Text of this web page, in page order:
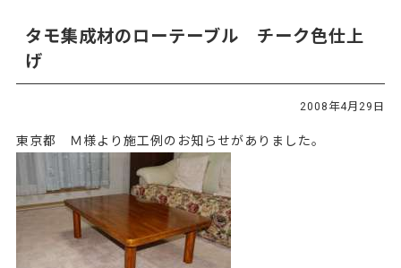
タモ集成材のローテーブル チーク色仕上
げ
2008年4月29日
東京都 Ｍ様より施工例のお知らせがありました。